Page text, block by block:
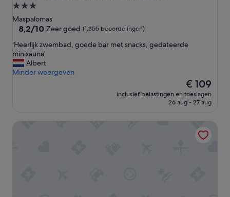
3.0-
sterrenaccommodatie
Maspalomas
8.2
10,
Zeer
goed,
(1.355
8,2/10 Zeer goed (1.355 beoordelingen)
'
H
e
e
'Heerlijk zwembad, goede bar met snacks, gedateerde
minisauna'
Albert
Minder weergeven
De
prijs
is
€ 109
inclusief belastingen en toeslagen
26 aug - 27 aug